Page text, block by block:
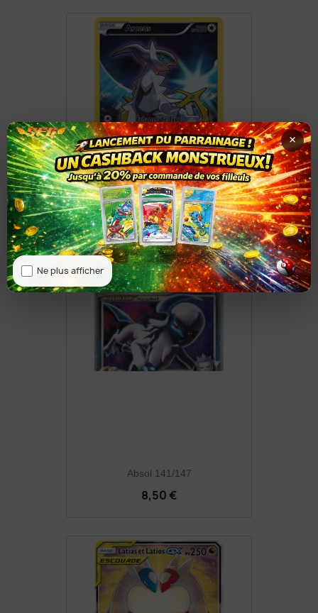
Arceus XY116/211
8,50 €
Absol 141/147
8,50 €
×
Ne plus afficher